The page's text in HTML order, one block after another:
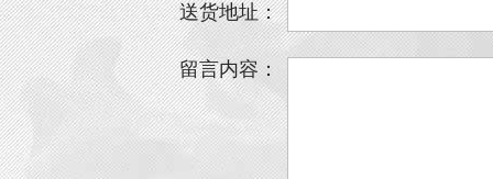
送货地址：
留言内容：